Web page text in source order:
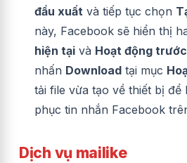
đầu xuất và tiếp tục chọn
này, Facebook sẽ hiển thị
hiện tại và Hoạt động
nhấn Download tại mục
tải file vừa tạo về thiết bị để
phục tin nhắn Facebook
Dịch vụ mailike